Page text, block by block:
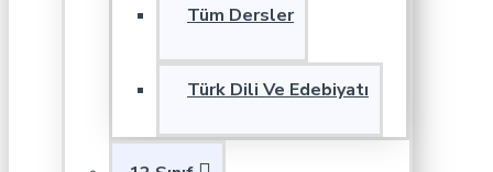
Tüm Dersler
Türk Dili Ve Edebiyatı